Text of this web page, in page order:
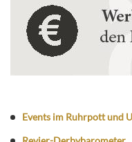
Events im Ruhrpott und